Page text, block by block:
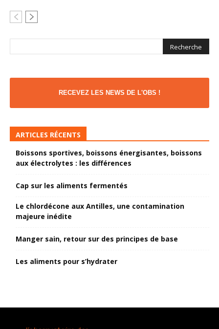
RECEVEZ LES NEWS DE L'OBS !
ARTICLES RÉCENTS
Boissons sportives, boissons énergisantes, boissons
aux électrolytes : les différences
Cap sur les aliments fermentés
Le chlordécone aux Antilles, une contamination
majeure inédite
Manger sain, retour sur des principes de base
Les aliments pour s’hydrater